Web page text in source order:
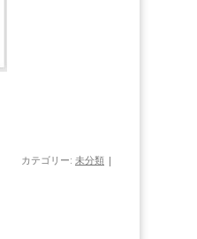
カテゴリー: 未分類 |